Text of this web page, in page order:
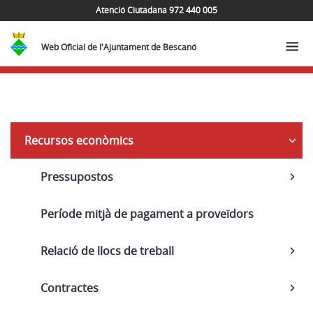
Atenció Ciutadana 972 440 005
Web Oficial de l'Ajuntament de Bescanó
Seguretat
Recursos econòmics
Pressupostos
Període mitjà de pagament a proveïdors
Relació de llocs de treball
Contractes